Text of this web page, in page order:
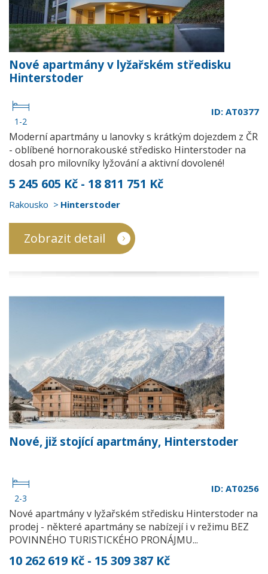
Nové apartmány v lyžařském středisku
Hinterstoder
1-2
ID: AT0377
Moderní apartmány u lanovky s krátkým dojezdem z ČR
- oblíbené hornorakouské středisko Hinterstoder na
dosah pro milovníky lyžování a aktivní dovolené!
5 245 605 Kč - 18 811 751 Kč
Rakousko Hinterstoder
Zobrazit detail
Nové, již stojící apartmány, Hinterstoder
2-3
ID: AT0256
Nové apartmány v lyžařském středisku Hinterstoder na
prodej - některé apartmány se nabízejí i v režimu BEZ
POVINNÉHO TURISTICKÉHO PRONÁJMU...
10 262 619 Kč - 15 309 387 Kč